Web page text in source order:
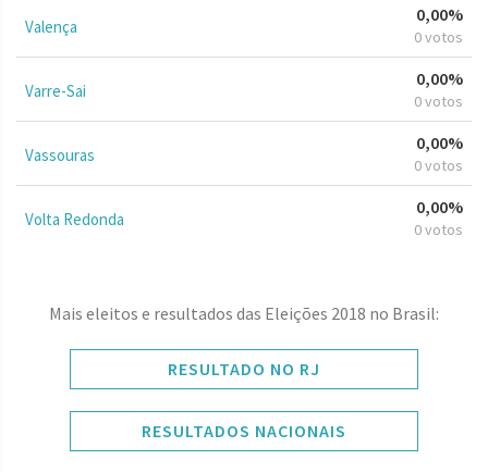
Valença
0,00%
0 votos
Varre-Sai
0,00%
0 votos
Vassouras
0,00%
0 votos
Volta Redonda
0,00%
0 votos
Mais eleitos e resultados das Eleições 2018 no Brasil:
RESULTADO NO RJ
RESULTADOS NACIONAIS